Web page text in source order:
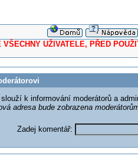
UŽIVATELE, PŘED
k informování moderátorů a
adresa bude zobrazena
Zadej komentář: